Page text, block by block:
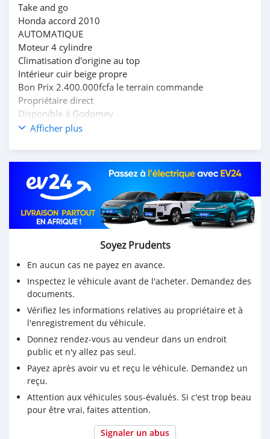
Take and go
Honda accord 2010
AUTOMATIQUE
Moteur 4 cylindre
Climatisation d'origine au top
Intérieur cuir beige propre
Bon Prix 2.400.000fcfa le terrain commande
Propriétaire direct
Disponible à Godomey
Interreser inbox 0196062987 Whatsapp et appel direct
Afficher plus
Soyez Prudents
En aucun cas ne payez en avance.
Inspectez le véhicule avant de l'acheter. Demandez des
documents.
Vérifiez les informations relatives au propriétaire et à
l'enregistrement du véhicule.
Donnez rendez-vous au vendeur dans un endroit
public et n'y allez pas seul.
Payez après avoir vu et reçu le véhicule. Demandez un
reçu.
Attention aux véhicules sous-évalués. Si c'est trop beau
pour être vrai, faites attention.
Signaler un abus